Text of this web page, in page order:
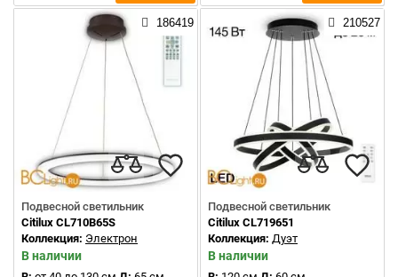
186419
Подвесной светильник
Citilux CL710B65S
Коллекция: Электрон
В наличии
210527
Подвесной светильник
Citilux CL719651
Коллекция: Дуэт
В наличии